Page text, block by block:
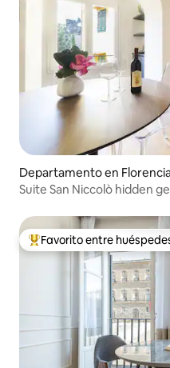
Departamento en
Suite San Niccolò hidden
De los mejores en Favorito
Favorito entre